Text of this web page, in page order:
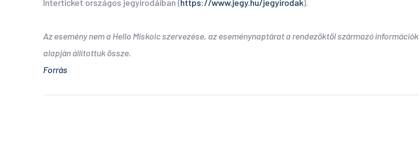
Interticket országos jegyirodáiban (https://www.jegy.hu/jegyirodak).
Az esemény nem a Hello Miskolc szervezése, az eseménynaptárat a rendezőktől származó információk
alapján állítottuk össze.
Forrás